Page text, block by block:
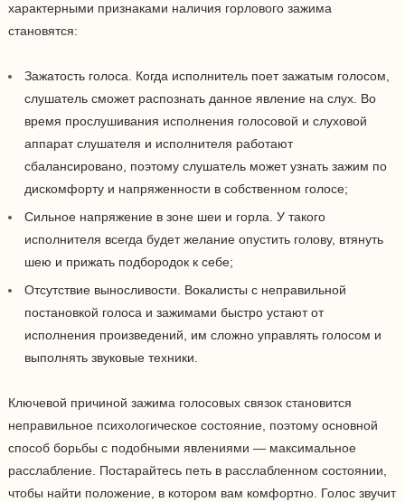
характерными признаками наличия горлового зажима
становятся:
Зажатость голоса. Когда исполнитель поет зажатым голосом,
слушатель сможет распознать данное явление на слух. Во
время прослушивания исполнения голосовой и слуховой
аппарат слушателя и исполнителя работают
сбалансировано, поэтому слушатель может узнать зажим по
дискомфорту и напряженности в собственном голосе;
Сильное напряжение в зоне шеи и горла. У такого
исполнителя всегда будет желание опустить голову, втянуть
шею и прижать подбородок к себе;
Отсутствие выносливости. Вокалисты с неправильной
постановкой голоса и зажимами быстро устают от
исполнения произведений, им сложно управлять голосом и
выполнять звуковые техники.
Ключевой причиной зажима голосовых связок становится
неправильное психологическое состояние, поэтому основной
способ борьбы с подобными явлениями — максимальное
расслабление. Постарайтесь петь в расслабленном состоянии,
чтобы найти положение, в котором вам комфортно. Голос звучит